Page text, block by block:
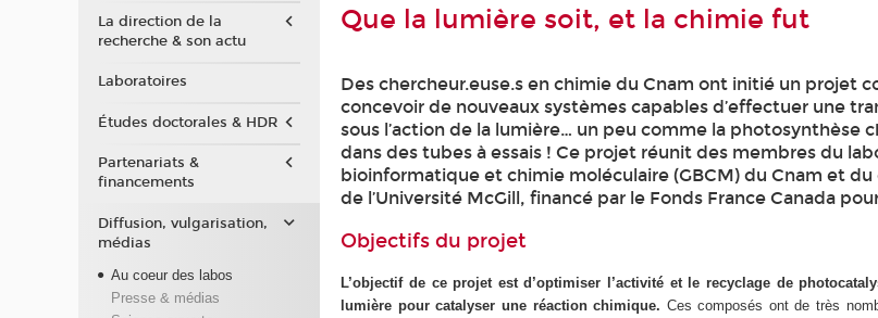
Que la lumière soit, et la chimie fut
Des chercheur.euse.s en chimie du Cnam ont initié un projet
concevoir de nouveaux systèmes capables d’effectuer une
sous l’action de la lumière… un peu comme la photosynthèse
dans des tubes à essais ! Ce projet réunit des membres du
bioinformatique et chimie moléculaire (GBCM) du Cnam et
de l’Université McGill, financé par le Fonds France Canada
Objectifs du projet
L’objectif de ce projet est d’optimiser l’activité et le recyclage de
lumière pour catalyser une réaction chimique. Ces composés ont de très
La direction de la
recherche & son actu
Laboratoires
Études doctorales & HDR
Partenariats &
financements
Diffusion, vulgarisation,
médias
Au coeur des labos
Presse & médias